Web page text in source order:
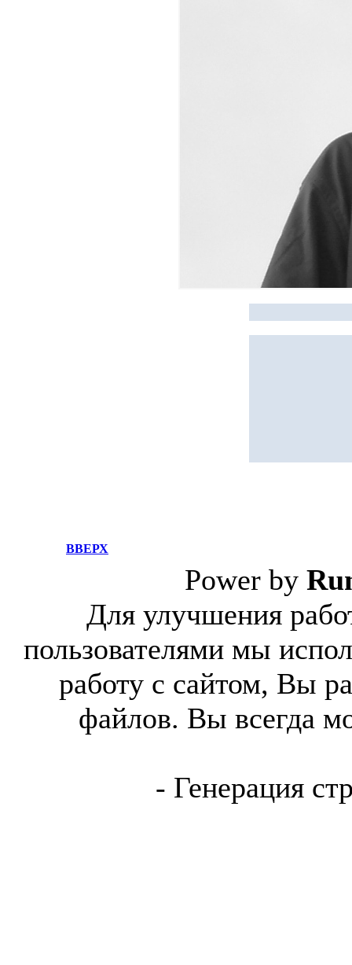
ВВЕРХ
Power by
Для улучшения
пользователями мы
работу с сайтом, Вы
файлов. Вы всегда
- Генерация